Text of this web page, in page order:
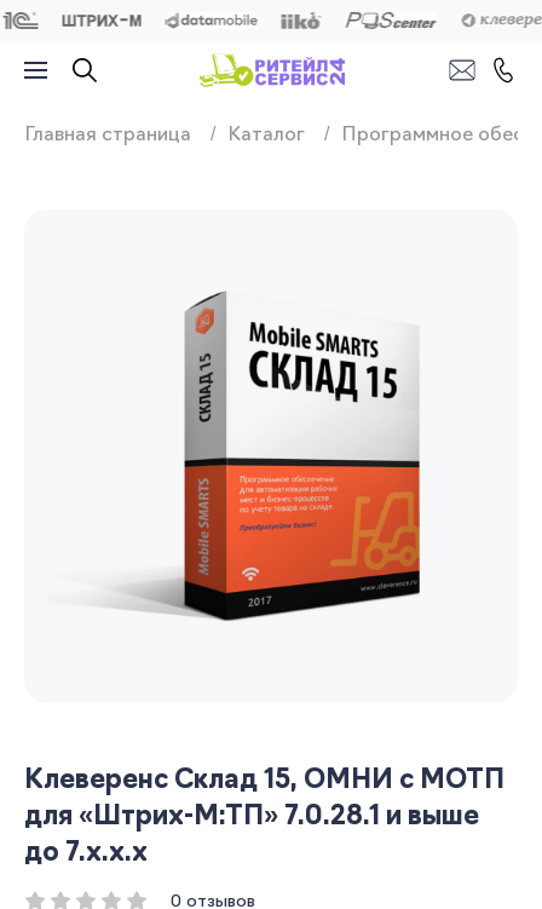
Продажа,
Главная страница Каталог Программное
Клеверенс Склад 15, ОМНИ с МОТП
для «Штрих-М:ТП» 7.0.28.1 и выше
до 7.x.x.x
0 отзывов